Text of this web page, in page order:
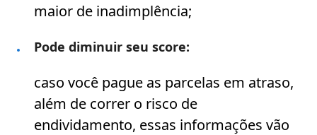
maior de inadimplência;
Pode diminuir seu score:
caso você pague as parcelas em atraso,
além de correr o risco de
endividamento, essas informações vão